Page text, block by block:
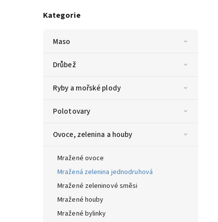
Kategorie
Maso
Drůbež
Ryby a mořské plody
Polotovary
Ovoce, zelenina a houby
Mražené ovoce
Mražená zelenina jednodruhová
Mražené zeleninové směsi
Mražené houby
Mražené bylinky